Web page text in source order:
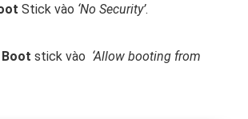
Stick vào ‘No Security’.
stick vào ‘Allow booting from